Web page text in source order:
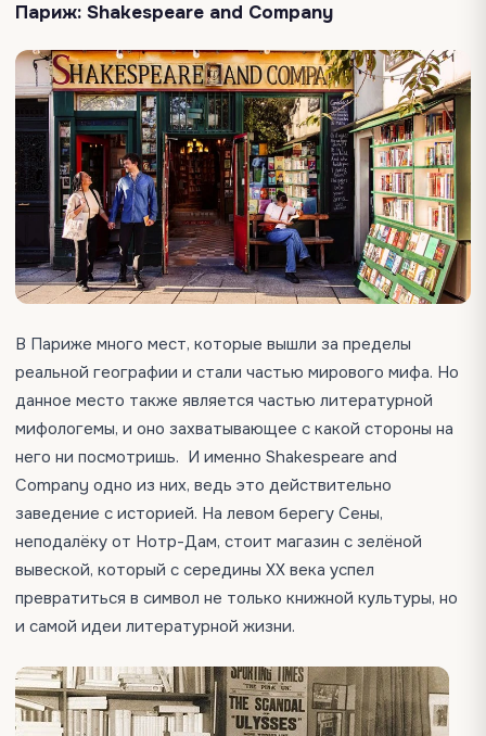
Париж: Shakespeare and Company
В Париже много мест, которые вышли за пределы
реальной географии и стали частью мирового мифа. Но
данное место также является частью литературной
мифологемы, и оно захватывающее с какой стороны на
него ни посмотришь. И именно Shakespeare and
Company одно из них, ведь это действительно
заведение с историей. На левом берегу Сены,
неподалёку от Нотр-Дам, стоит магазин с зелёной
вывеской, который с середины XX века успел
превратиться в символ не только книжной культуры, но
и самой идеи литературной жизни.